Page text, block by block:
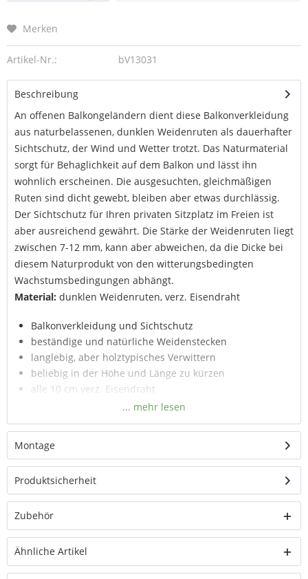
Merken
Artikel-Nr.: bV13031
Beschreibung
An offenen Balkongeländern dient diese Balkonverkleidung
aus naturbelassenen, dunklen Weidenruten als dauerhafter
Sichtschutz, der Wind und Wetter trotzt. Das Naturmaterial
sorgt für Behaglichkeit auf dem Balkon und lässt ihn
wohnlich erscheinen. Die ausgesuchten, gleichmäßigen
Ruten sind dicht gewebt, bleiben aber etwas durchlässig.
Der Sichtschutz für Ihren privaten Sitzplatz im Freien ist
aber ausreichend gewährt. Die Stärke der Weidenruten liegt
zwischen 7-12 mm, kann aber abweichen, da die Dicke bei
diesem Naturprodukt von den witterungsbedingten
Wachstumsbedingungen abhängt.
Material: dunklen Weidenruten, verz. Eisendraht
Balkonverkleidung und Sichtschutz
beständige und natürliche Weidenstecken
langlebig, aber holztypisches Verwittern
beliebig in der Höhe und Länge zu kürzen
alle 10 cm verz. Eisendraht
für max. Sichtschutz 2 m Höhe erhältlich
Drahtschlaufen oder Befestigungsschlaufen am
Balkongeländern anzubringen
Montage
Produktsicherheit
Zubehör
Ähnliche Artikel